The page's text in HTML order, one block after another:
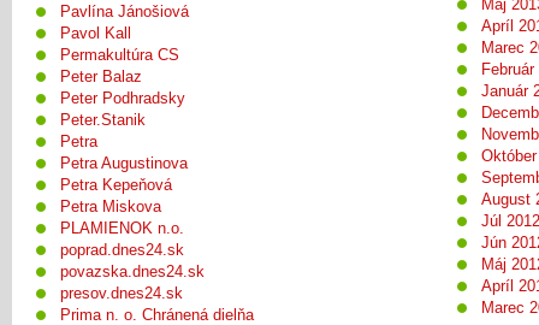
Pavlína Jánošiová
Pavol Kall
Permakultúra CS
Peter Balaz
Peter Podhradsky
Peter.Stanik
Petra
Petra Augustinova
Petra Kepeňová
Petra Miskova
PLAMIENOK n.o.
poprad.dnes24.sk
povazska.dnes24.sk
presov.dnes24.sk
Prima n. o. Chránená dielňa
Máj
Apríl
Marec
Február
Január
August
Júl 2012
Jún
Máj
Apríl
Marec